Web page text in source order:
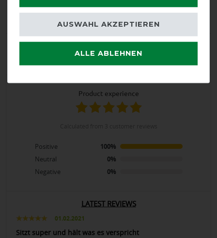
3
Product Rating
5/5
product experience
Positive
100%
Neutral
0%
Negative
0%
LATEST REVIEWS
01.02.2021
Sitzt super und hält was es verspricht
ALLE ABLEHNEN
AUSWAHL AKZEPTIEREN